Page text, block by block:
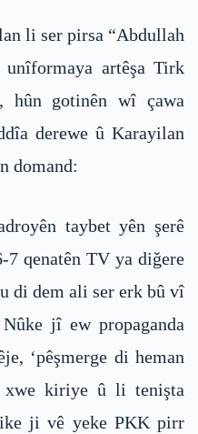
li ser pirsa “Abdullah
artêşa Tirk
hûn gotinên wî çawa
derewe û Karayilan
domand:
taybet yên şerê
qenatên TV ya diğere
di dem ali ser erk bû vî
jî ew propaganda
‘pêşmerge di heman
kiriye û li tenişta
ji vê yeke PKK pirr